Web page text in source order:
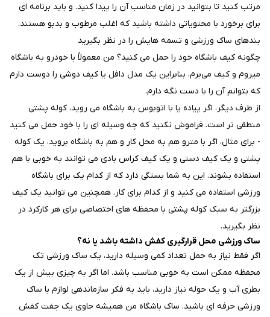
مرتب کنید تا بتوانید در زمان مناسب آن را پیدا کنید. و باید برنامه ای
برای برخورد با محتویاتی داشته باشید که اغلب مرطوب و بدبو هستند.
بندهای ساک ورزشی و تسمه هایش را در نظر بگیرید
چگونه کیف باشگاه خود را حمل می کنید؟ من معمولاً با خودرو به باشگاه
میروم و کیف می‌برم، بنابراین یک مدل دافل یا کیف دوشی را دوست دارم
که بتوانم آن را با دست نگه دارم.
از طرف دیگر، اگر پیاده یا با اتوبوس به باشگاه می روید، کوله پشتی
منطقی تر است. فراموش نکنید که چه وسیله ای را با خود حمل می کنید
- برای مثال، اگر با مترو هم به محل کار و هم به باشگاه بروید، یک کوله
پشتی و یک کیف دستی و یک کیف کراس بادی می توانند به خوبی با هم
استفاده بشوند. این به شما بستگی دارد که از کدام یک برای باشگاه
ورزشی استفاده می کنید و از کدام برای کار. همچنین می توانید یک کیف
بزرگتر به سبک کوله پشتی با محفظه های اختصاصی برای هر کارکرد در
نظر بگیرید.
ساک ورزشی محل قرارگیری کفش داشته باشد یا نه؟
اگر فقط نیاز به حمل تعداد کمی وسیله دارید، یک ساک ورزشی تک
محفظه ممکن است به خوبی مناسب باشد. اما اگر به چیزی بیش از یک
بطری آب و یک حوله نیاز دارید، باید به فکر سازماندهی لوازم با ساک
ورزشی حرفه ای باشید. ساک باشگاه من همیشه حاوی یک جفت کفش